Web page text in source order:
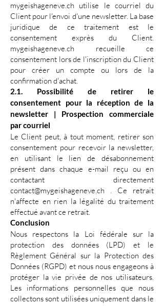
mygeishageneve.ch utilise le courriel du
Client pour l'envoi d'une newsletter. La base
juridique de ce traitement est le
consentement exprès du Client.
mygeishageneve.ch recueille ce
consentement lors de l'inscription du Client
pour créer un compte ou lors de la
confirmation d'achat.
2.1. Possibilité de retirer le
consentement pour la réception de la
newsletter | Prospection commerciale
par courriel
Le Client peut, à tout moment, retirer son
consentement pour recevoir la newsletter,
en utilisant le lien de désabonnement
présent dans chaque e-mail reçu ou en
contactant directement
contact@mygeishageneve.ch . Ce retrait
n'affecte en rien la légalité du traitement
effectué avant ce retrait.
Conclusion
Nous respectons la Loi fédérale sur la
protection des données (LPD) et le
Règlement Général sur la Protection des
Données (RGPD) et nous nous engageons à
protéger la vie privée de nos utilisateurs.
Les informations personnelles que nous
collectons sont utilisées uniquement dans le